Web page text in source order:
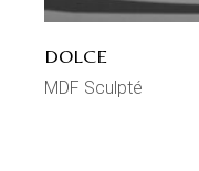
DOLCE
MDF Sculpté